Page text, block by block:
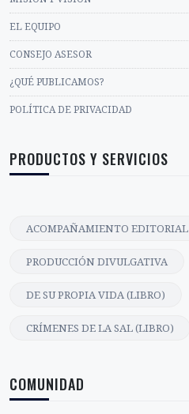
EL EQUIPO
CONSEJO ASESOR
¿QUÉ PUBLICAMOS?
POLÍTICA DE PRIVACIDAD
PRODUCTOS Y SERVICIOS
ACOMPAÑAMIENTO EDITORIAL
PRODUCCIÓN DIVULGATIVA
DE SU PROPIA VIDA (LIBRO)
CRÍMENES DE LA SAL (LIBRO)
COMUNIDAD